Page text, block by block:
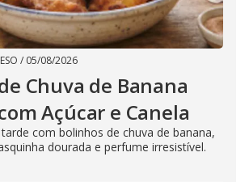
/ 05/08/2026
Chuva de Banana
Açúcar e Canela
com bolinhos de chuva de banana,
dourada e perfume irresistível.